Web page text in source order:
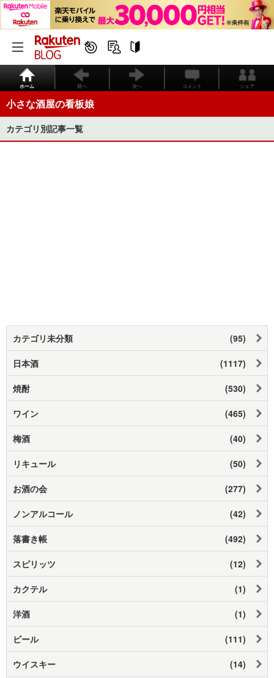
ホーム 前へ 次へ コメント シェア
小さな酒屋の看板娘
カテゴリ別記事一覧
カテゴリ未分類 (95)
日本酒 (1117)
焼酎 (530)
ワイン (465)
梅酒 (40)
リキュール (50)
お酒の会 (277)
ノンアルコール (42)
落書き帳 (492)
スピリッツ (12)
カクテル (1)
洋酒 (1)
ビール (111)
ウイスキー (14)